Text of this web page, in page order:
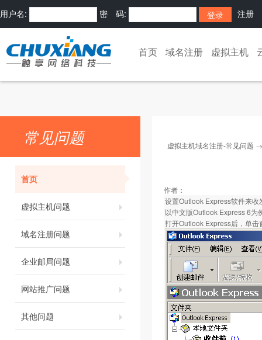
用户名: 密 码: 注册
首页 域名注册 虚拟主机
常见问题
首页
虚拟主机问题
域名注册问题
企业邮局问题
网站推广问题
其他问题
虚拟主机域名注册-常见问题
作者：
设置Outlook Express软件来收
以中文版Outlook Express 6为
打开Outlook Express后，单击